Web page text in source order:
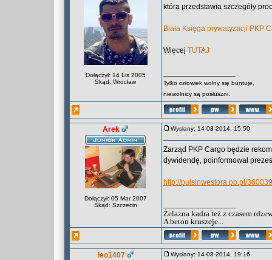
Dołączył: 14 Lis 2005
Skąd: Wrocław
która przedstawia szczegóły
Biała Księga prywatyzacji PKP
Więcej TUTAJ
Tylko człowiek wolny się buntuje,
niewolnicy są posłuszni.
Arek
Dołączył: 05 Mar 2007
Skąd: Szczecin
Wysłany: 14-03-2014, 15:50
Zarząd PKP Cargo będzie
dywidendę, poinformował
http://pulsinwestora.pb.pl/
Żelazna kadra też z czasem
A beton kruszeje...
leo1407 Wysłany: 14-03-2014, 19:16